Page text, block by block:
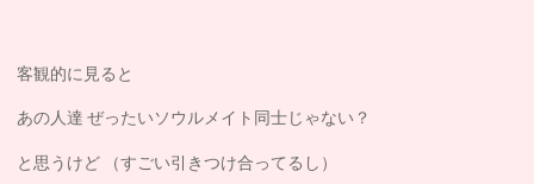
客観的に見ると
あの人達 ぜったいソウルメイト同士じゃない？
と思うけど （すごい引きつけ合ってるし）